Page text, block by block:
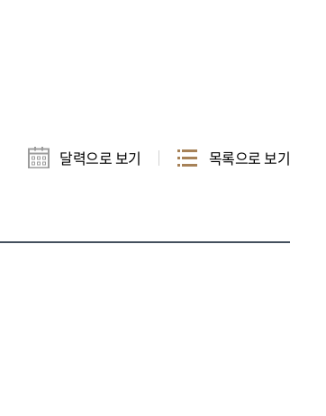
달력으로 보기 목록으로 보기